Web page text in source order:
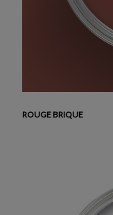
ROUGE BRIQUE